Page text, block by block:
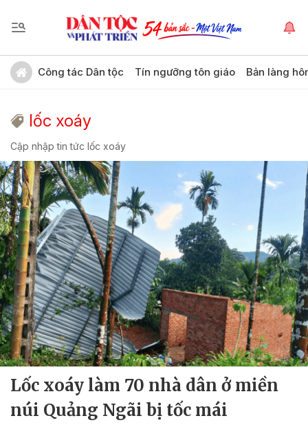
Công tác Dân tộc Tín ngưỡng tôn giáo Bản làng
lốc xoáy
Cập nhập tin tức lốc xoáy
Lốc xoáy làm 70 nhà dân ở miền
núi Quảng Ngãi bị tốc mái